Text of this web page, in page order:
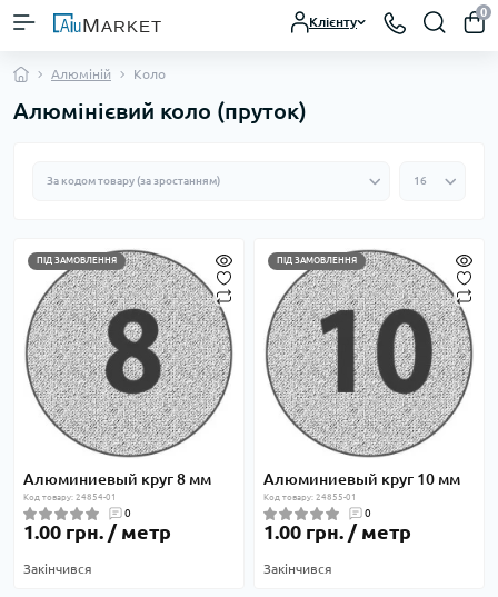
Клієнту
0
Алюміній Коло
Алюмінієвий коло (пруток)
ПІД ЗАМОВЛЕННЯ
Алюминиевый круг 8 мм
Код товару: 24854-01
0
1.00 грн. / метр
Закінчився
ПІД ЗАМОВЛЕННЯ
Алюминиевый круг 10 мм
Код товару: 24855-01
0
1.00 грн. / метр
Закінчився